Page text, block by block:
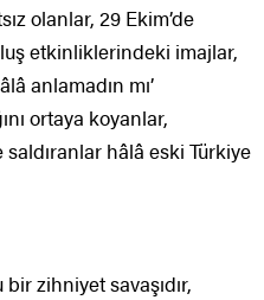
olanlar, 29 Ekim’de
etkinliklerindeki imajlar,
anlamadın mı’
ortaya koyanlar,
hâlâ eski Türkiye
zihniyet savaşıdır,